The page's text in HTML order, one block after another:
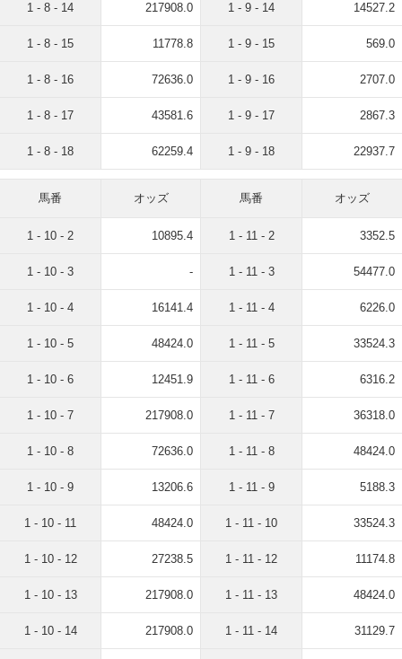
1 - 8 - 14 217908.0
1 - 8 - 15 11778.8
1 - 8 - 16 72636.0
1 - 8 - 17 43581.6
1 - 8 - 18 62259.4
1 - 9 - 14 14527.2
1 - 9 - 15 569.0
1 - 9 - 16 2707.0
1 - 9 - 17 2867.3
1 - 9 - 18 22937.7
馬番 オッズ
1 - 10 - 2 10895.4
1 - 10 - 3 -
1 - 10 - 4 16141.4
1 - 10 - 5 48424.0
1 - 10 - 6 12451.9
1 - 10 - 7 217908.0
1 - 10 - 8 72636.0
1 - 10 - 9 13206.6
1 - 10 - 11 48424.0
1 - 10 - 12 27238.5
1 - 10 - 13 217908.0
1 - 10 - 14 217908.0
馬番 オッズ
1 - 11 - 2 3352.5
1 - 11 - 3 54477.0
1 - 11 - 4 6226.0
1 - 11 - 5 33524.3
1 - 11 - 6 6316.2
1 - 11 - 7 36318.0
1 - 11 - 8 48424.0
1 - 11 - 9 5188.3
1 - 11 - 10 33524.3
1 - 11 - 12 11174.8
1 - 11 - 13 48424.0
1 - 11 - 14 31129.7